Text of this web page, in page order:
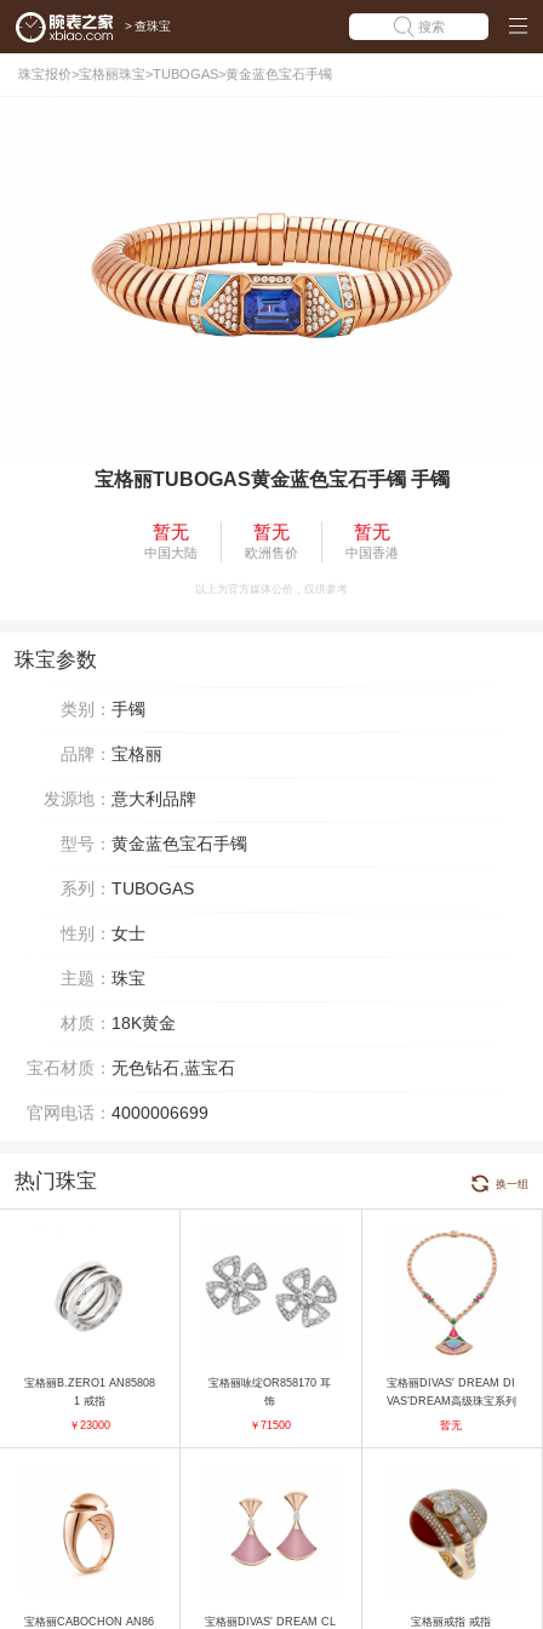
> 查珠宝 搜索
珠宝报价>宝格丽珠宝>TUBOGAS>黄金蓝色宝石手镯
宝格丽TUBOGAS黄金蓝色宝石手镯 手镯
暂无
中国大陆
暂无
欧洲售价
暂无
中国香港
以上为官方媒体公价，仅供参考
珠宝参数
类别： 手镯
品牌： 宝格丽
发源地： 意大利品牌
型号： 黄金蓝色宝石手镯
系列： TUBOGAS
性别： 女士
主题： 珠宝
材质： 18K黄金
宝石材质： 无色钻石,蓝宝石
官网电话： 4000006699
热门珠宝 换一组
宝格丽B.ZERO1 AN85808
1 戒指
￥23000
宝格丽咏绽OR858170 耳
饰
￥71500
宝格丽DIVAS' DREAM DI
VAS’DREAM高级珠宝系列
红碧玺马赛克项链 项链
暂无
宝格丽CABOCHON AN86 宝格丽DIVAS' DREAM CL 宝格丽戒指 戒指